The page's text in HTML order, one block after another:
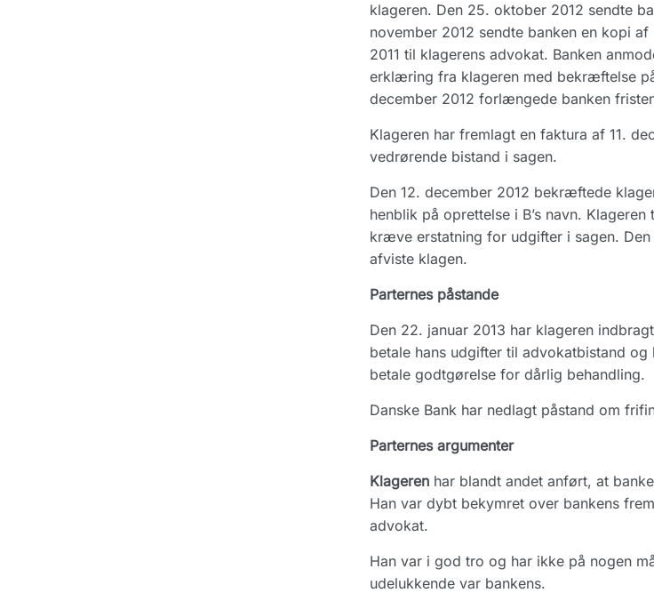
klageren. Den 25. oktober 2012 sendte
november 2012 sendte banken en kopi
2011 til klagerens advokat. Banken
erklæring fra klageren med bekræftelse
december 2012 forlængede banken
Klageren har fremlagt en faktura af 11.
vedrørende bistand i sagen.
Den 12. december 2012 bekræftede
henblik på oprettelse i B’s navn.
kræve erstatning for udgifter i sagen.
afviste klagen.
Parternes påstande
Den 22. januar 2013 har klageren
betale hans udgifter til advokatbistand
betale godtgørelse for dårlig behandling.
Danske Bank har nedlagt påstand om
Parternes argumenter
Klagerenhar blandt andet anført, at
Han var dybt bekymret over bankens
advokat.
Han var i god tro og har ikke på nogen
udelukkende var bankens.